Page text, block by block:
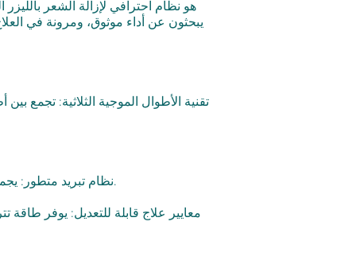
نظام تبريد متطور: يجمع بين التبريد بالضغط، والتبريد المائي، والتبريد الهوائي لتعزيز راحة المريض أثناء العلاج ودعم استقرار أداء النظام.